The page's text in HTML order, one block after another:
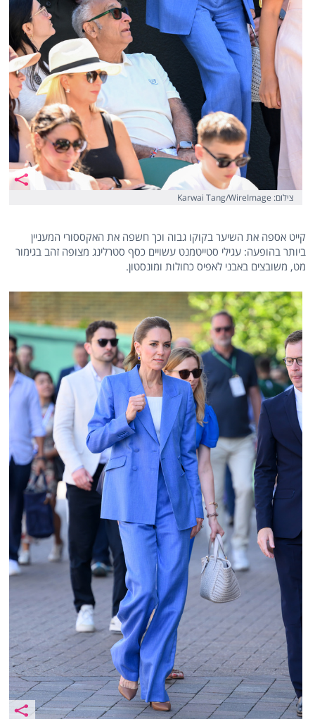
צילום: Karwai Tang/WireImage
קייט אספה את השיער בקוקו גבוה וכך חשפה את האקססורי המעניין
ביותר בהופעה: עגילי סטייטמנט עשויים כסף סטרלינג מצופה זהב בגימור
מט, משובצים באבני לאפיס כחולות ומונסטון.